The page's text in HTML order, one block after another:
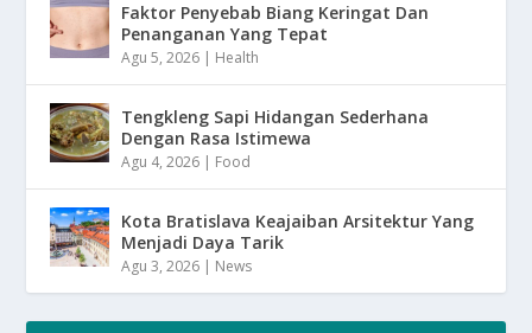
Faktor Penyebab Biang Keringat Dan
Penanganan Yang Tepat
Agu 5, 2026 | Health
Tengkleng Sapi Hidangan Sederhana
Dengan Rasa Istimewa
Agu 4, 2026 | Food
Kota Bratislava Keajaiban Arsitektur Yang
Menjadi Daya Tarik
Agu 3, 2026 | News